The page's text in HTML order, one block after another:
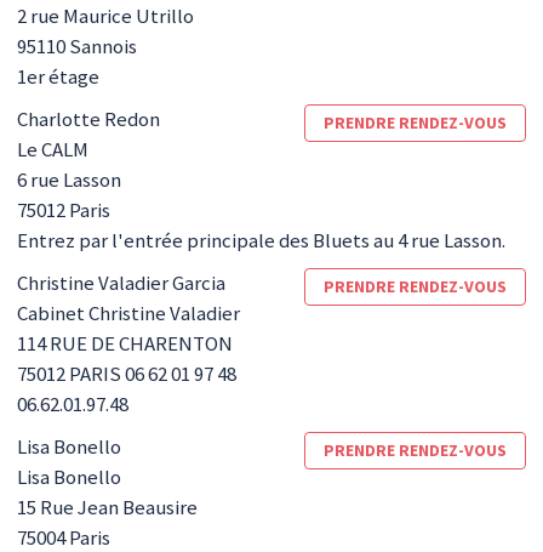
2 rue Maurice Utrillo
95110Sannois
1er étage
Charlotte Redon PRENDRE RENDEZ-VOUS
Le CALM
6 rue Lasson
75012Paris
Entrez par l'entrée principale des Bluets au 4 rue Lasson.
ChristineValadier Garcia PRENDRE RENDEZ-VOUS
Cabinet Christine Valadier
114 RUE DE CHARENTON
75012 PARIS06 62 01 97 48
06.62.01.97.48
LisaBonello PRENDRE RENDEZ-VOUS
Lisa Bonello
15 Rue Jean Beausire
75004Paris